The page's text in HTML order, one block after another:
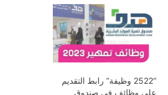
“2522 وظيفة” رابط التقديم
على وظائف في صندوق